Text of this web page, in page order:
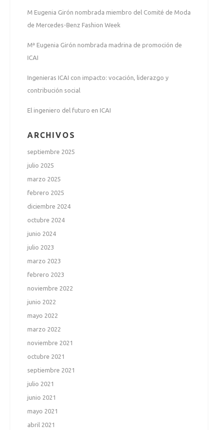
M Eugenia Girón nombrada miembro del Comité de Moda
de Mercedes-Benz Fashion Week
Mª Eugenia Girón nombrada madrina de promoción de
ICAI
Ingenieras ICAI con impacto: vocación, liderazgo y
contribución social
El ingeniero del futuro en ICAI
ARCHIVOS
septiembre 2025
julio 2025
marzo 2025
febrero 2025
diciembre 2024
octubre 2024
junio 2024
julio 2023
marzo 2023
febrero 2023
noviembre 2022
junio 2022
mayo 2022
marzo 2022
noviembre 2021
octubre 2021
septiembre 2021
julio 2021
junio 2021
mayo 2021
abril 2021